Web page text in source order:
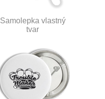
Samolepka vlastný
tvar